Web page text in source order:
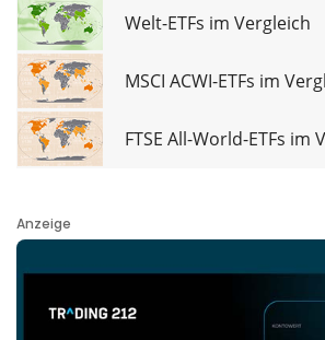
Welt-ETFs im Vergleich
MSCI ACWI-ETFs im
FTSE All-World-ETFs im